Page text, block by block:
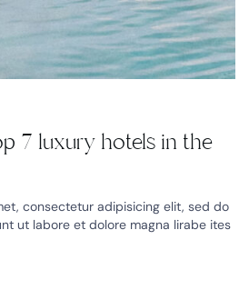
7 luxury hotels in the
consectetur adipisicing elit, sed do
ut labore et dolore magna lirabe ites